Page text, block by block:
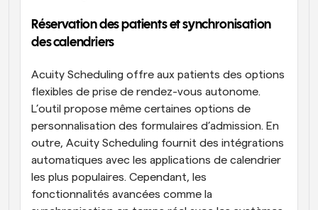
Réservation des patients et synchronisation
des calendriers
Acuity Scheduling offre aux patients des options
flexibles de prise de rendez-vous autonome.
L’outil propose même certaines options de
personnalisation des formulaires d’admission. En
outre, Acuity Scheduling fournit des intégrations
automatiques avec les applications de calendrier
les plus populaires. Cependant, les
fonctionnalités avancées comme la